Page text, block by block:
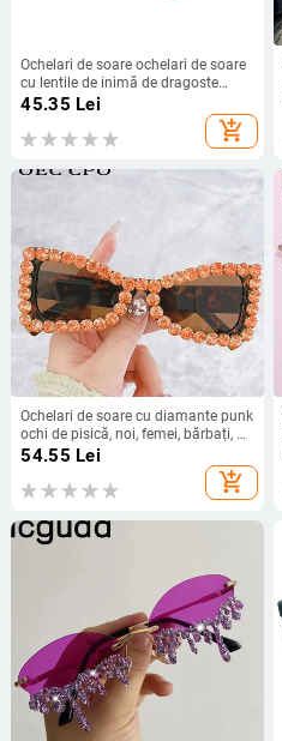
Ochelari de soare ochelari de soare
cu lentile de inimă de dragoste
pentru femeie Ochelari de soare din
plastic transparent stil Ochelari de
soare pentru femeie cu culoarea
45.35 Lei
add_shopping_cart
Ochelari de soare cu diamante punk
ochi de pisică, noi, femei, bărbați, de
lux, cu strasuri, la modă, ochelari de
soare pentru femei, UV400, ochelari
de ochi
54.55 Lei
add_shopping_cart